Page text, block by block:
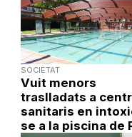
SOCIETAT
Vuit menors
traslladats a
sanitaris en
se a la piscina de